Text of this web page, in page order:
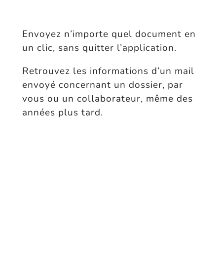
Envoyez n’importe quel document en
un clic, sans quitter l’application.
Retrouvez les informations d’un mail
envoyé concernant un dossier, par
vous ou un collaborateur, même des
années plus tard.